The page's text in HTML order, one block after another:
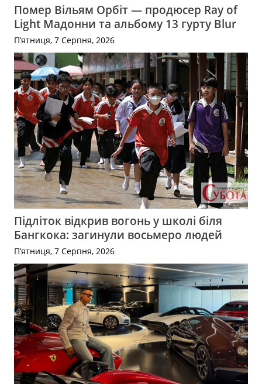
Помер Вільям Орбіт — продюсер Ray of
Light Мадонни та альбому 13 гурту Blur
П’ятниця, 7 Серпня, 2026
Підліток відкрив вогонь у школі біля
Бангкока: загинули восьмеро людей
П’ятниця, 7 Серпня, 2026